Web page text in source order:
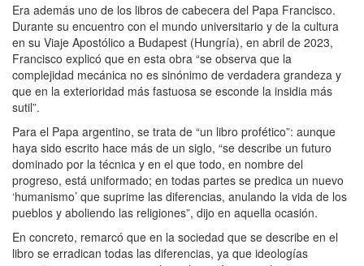
Era además uno de los libros de cabecera del Papa Francisco.
Durante su encuentro con el mundo universitario y de la cultura
en su Viaje Apostólico a Budapest (Hungría), en abril de 2023,
Francisco explicó que en esta obra “se observa que la
complejidad mecánica no es sinónimo de verdadera grandeza y
que en la exterioridad más fastuosa se esconde la insidia más
sutil”.
Para el Papa argentino, se trata de “un libro profético”: aunque
haya sido escrito hace más de un siglo, “se describe un futuro
dominado por la técnica y en el que todo, en nombre del
progreso, está uniformado; en todas partes se predica un nuevo
‘humanismo’ que suprime las diferencias, anulando la vida de los
pueblos y aboliendo las religiones”, dijo en aquella ocasión.
En concreto, remarcó que en la sociedad que se describe en el
libro se erradican todas las diferencias, ya que ideologías